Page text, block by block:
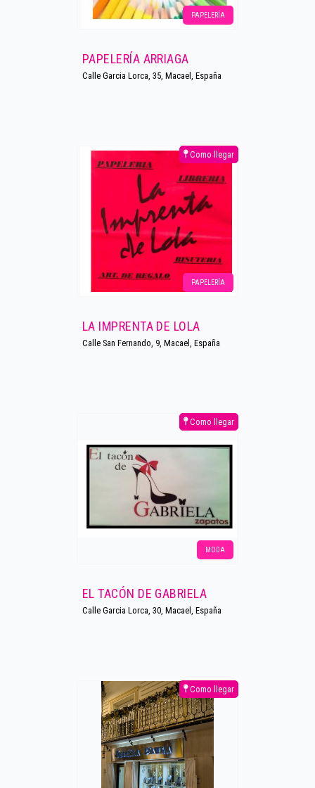
PAPELERÍA
PAPELERÍA ARRIAGA
Calle Garcia Lorca, 35, Macael, España
PAPELERÍA
Como llegar
LA IMPRENTA DE LOLA
Calle San Fernando, 9, Macael, España
MODA
Como llegar
EL TACÓN DE GABRIELA
Calle Garcia Lorca, 30, Macael, España
Como llegar